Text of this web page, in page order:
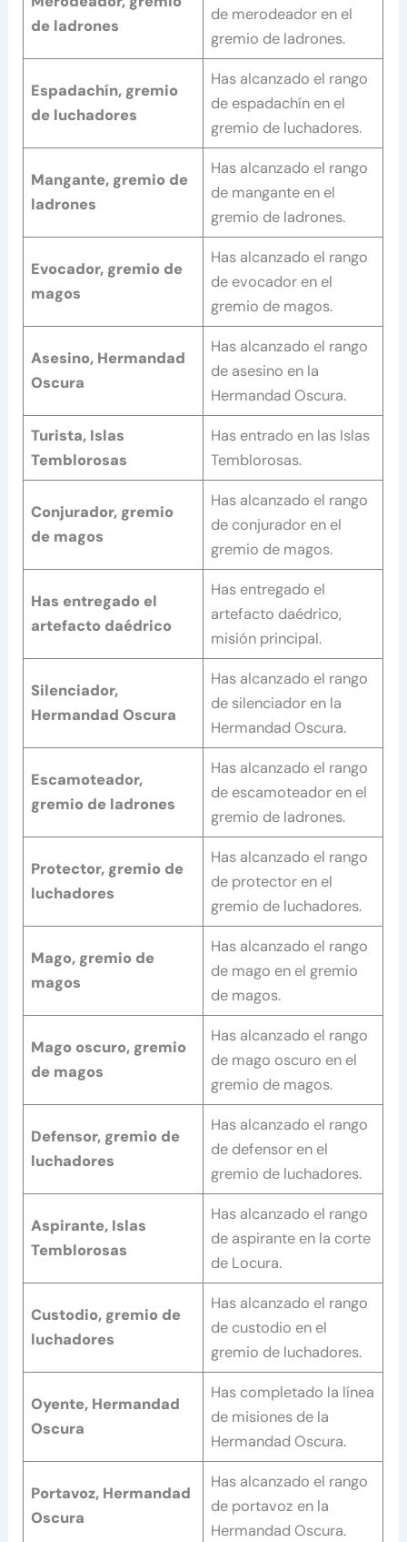
de ladrones
de merodeador en el
gremio de ladrones.
Espadachín, gremio
de luchadores
Has alcanzado el rango
de espadachín en el
gremio de luchadores.
Mangante, gremio de
ladrones
Has alcanzado el rango
de mangante en el
gremio de ladrones.
Evocador, gremio de
magos
Has alcanzado el rango
de evocador en el
gremio de magos.
Asesino, Hermandad
Oscura
Has alcanzado el rango
de asesino en la
Hermandad Oscura.
Turista, Islas
Temblorosas
Has entrado en las Islas
Temblorosas.
Conjurador, gremio
de magos
Has alcanzado el rango
de conjurador en el
gremio de magos.
Has entregado el
artefacto daédrico
Has entregado el
artefacto daédrico,
misión principal.
Silenciador,
Hermandad Oscura
Has alcanzado el rango
de silenciador en la
Hermandad Oscura.
Escamoteador,
gremio de ladrones
Has alcanzado el rango
de escamoteador en el
gremio de ladrones.
Protector, gremio de
luchadores
Has alcanzado el rango
de protector en el
gremio de luchadores.
Mago, gremio de
magos
Has alcanzado el rango
de mago en el gremio
de magos.
Mago oscuro, gremio
de magos
Has alcanzado el rango
de mago oscuro en el
gremio de magos.
Defensor, gremio de
luchadores
Has alcanzado el rango
de defensor en el
gremio de luchadores.
Aspirante, Islas
Temblorosas
Has alcanzado el rango
de aspirante en la corte
de Locura.
Custodio, gremio de
luchadores
Has alcanzado el rango
de custodio en el
gremio de luchadores.
Oyente, Hermandad
Oscura
Has completado la línea
de misiones de la
Hermandad Oscura.
Portavoz, Hermandad
Oscura
Has alcanzado el rango
de portavoz en la
Hermandad Oscura.